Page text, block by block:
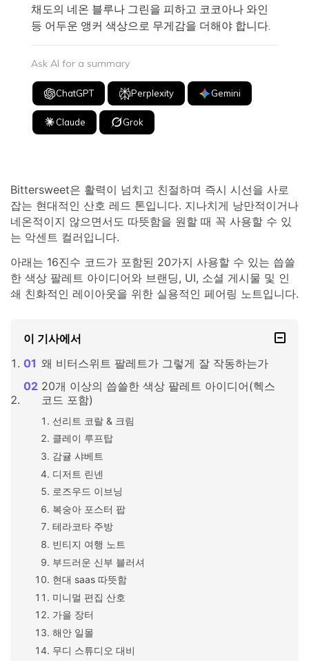
채도의 네온 블루나 그린을 피하고 코코아나 와인
등 어두운 앵커 색상으로 무게감을 더해야 합니다.
Ask AI for a summary
ChatGPT Perplexity Gemini
Claude Grok
Bittersweet은 활력이 넘치고 친절하며 즉시 시선을 사로
잡는 현대적인 산호 레드 톤입니다. 지나치게 낭만적이거나
네온적이지 않으면서도 따뜻함을 원할 때 꼭 사용할 수 있
는 악센트 컬러입니다.
아래는 16진수 코드가 포함된 20가지 사용할 수 있는 씁쓸
한 색상 팔레트 아이디어와 브랜딩, UI, 소셜 게시물 및 인
쇄 친화적인 레이아웃을 위한 실용적인 페어링 노트입니다.
이 기사에서
왜 비터스위트 팔레트가 그렇게 잘 작동하는가
20개 이상의 씁쓸한 색상 팔레트 아이디어(헥스
코드 포함)
선리트 코랄 & 크림
클레이 루프탑
감귤 샤베트
디저트 린넨
로즈우드 이브닝
복숭아 포스터 팝
테라코타 주방
빈티지 여행 노트
부드러운 신부 블러셔
현대 saas 따뜻함
미니멀 편집 산호
가을 장터
해안 일몰
무디 스튜디오 대비